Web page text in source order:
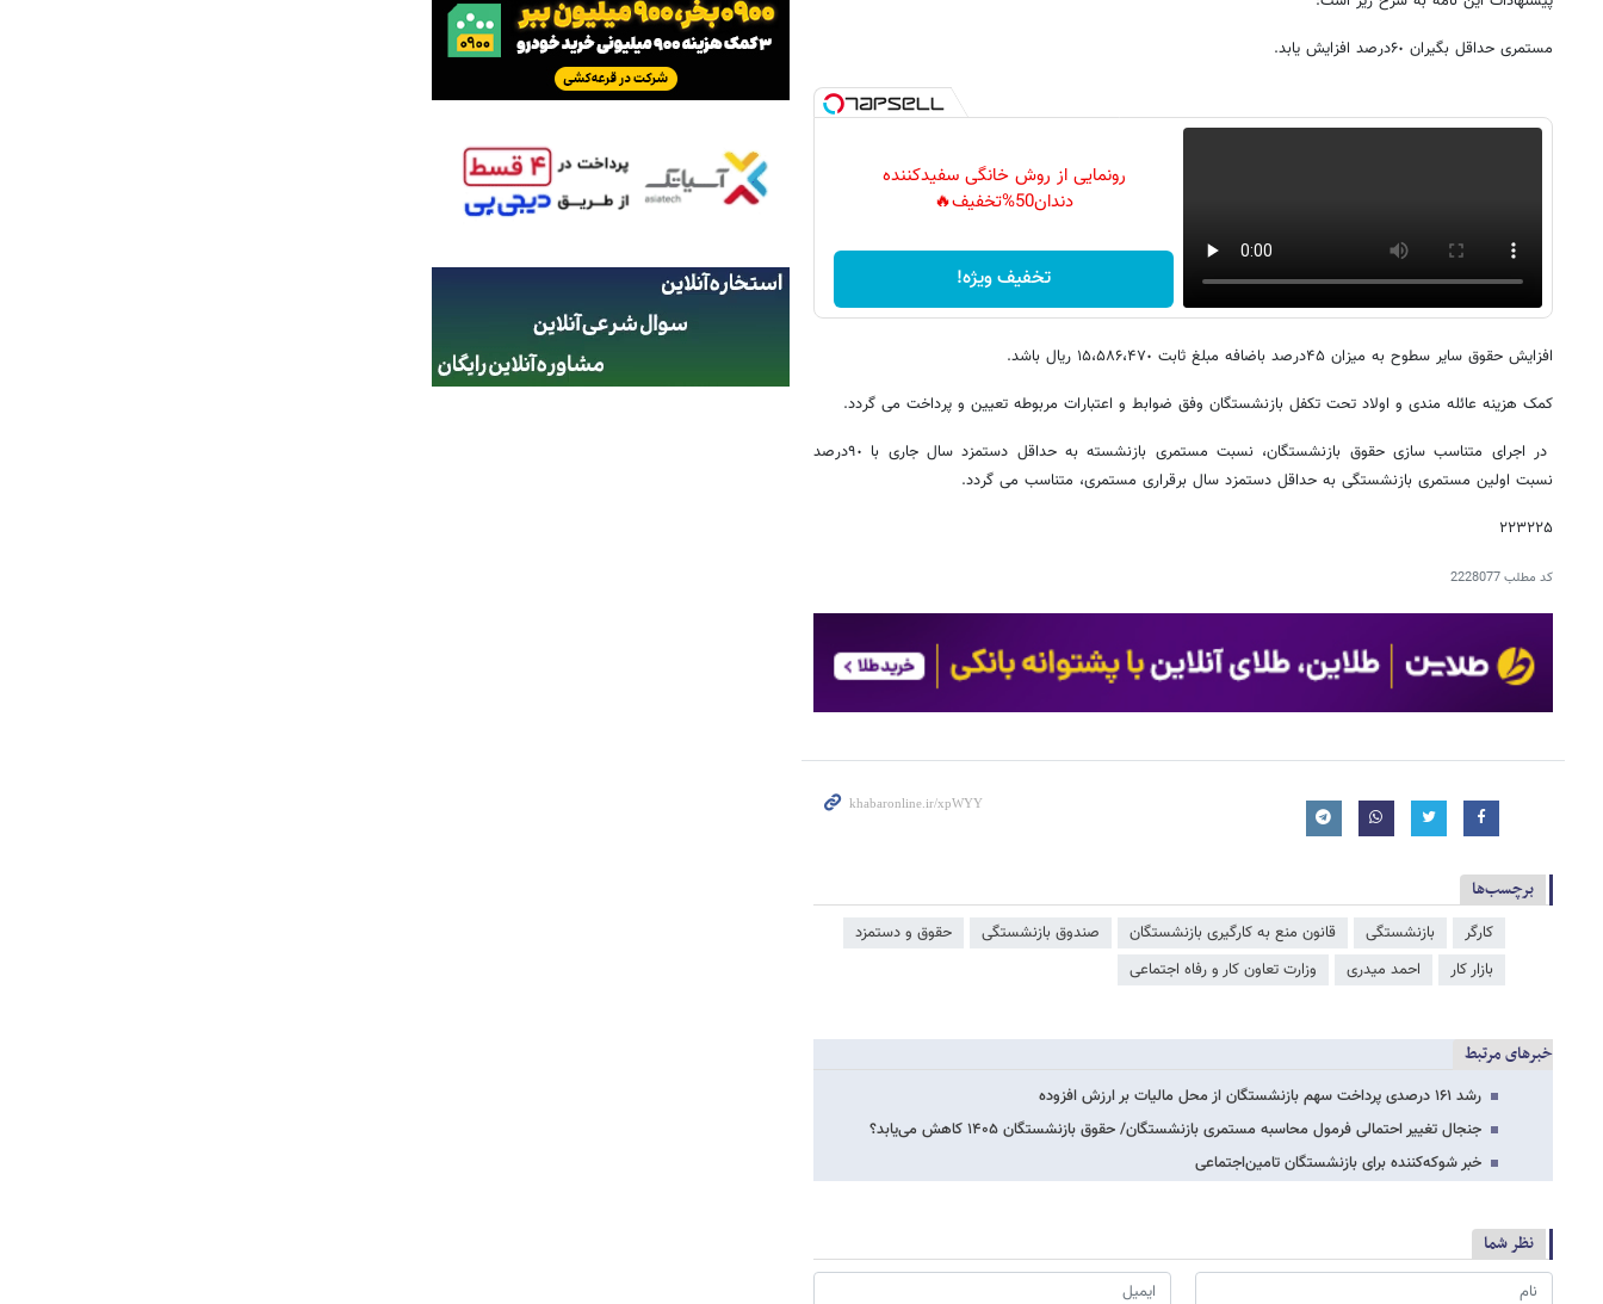
مستمری حداقل بگیران ۶٠درصد افزایش یابد.
رونمایی از روش خانگی سفیدکننده
دندان50%تخفیف🔥
تخفیف ویژه!
افزایش حقوق سایر سطوح به میزان ۴۵درصد باضافه مبلغ ثابت ١۵،۵٨۶،۴٧٠ ریال باشد.
کمک هزینه عائله مندی و اولاد تحت تکفل بازنشستگان وفق ضوابط و اعتبارات مربوطه تعیین و پرداخت می گردد.
در اجرای متناسب سازی حقوق بازنشستگان، نسبت مستمری بازنشسته به حداقل دستمزد سال جاری با ٩٠درصد
نسبت اولین مستمری بازنشستگی به حداقل دستمزد سال برقراری مستمری، متناسب می گردد.
۲۲۳۲۲۵
کد مطلب2228077
برچسب‌ها
کارگر بازنشستگی قانون منع به کارگیری بازنشستگان صندوق بازنشستگی
حقوق و دستمزد
بازار کار
احمد میدری وزارت تعاون کار و رفاه اجتماعی
خبرهای مرتبط
رشد ۱۶۱ درصدی پرداخت سهم بازنشستگان از محل مالیات بر ارزش افزوده
جنجال تغییر احتمالی فرمول محاسبه مستمری بازنشستگان/ حقوق بازنشستگان ۱۴۰۵ کاهش می‌یابد؟
خبر شوکه‌کننده برای بازنشستگان تامین‌اجتماعی
نظر شما